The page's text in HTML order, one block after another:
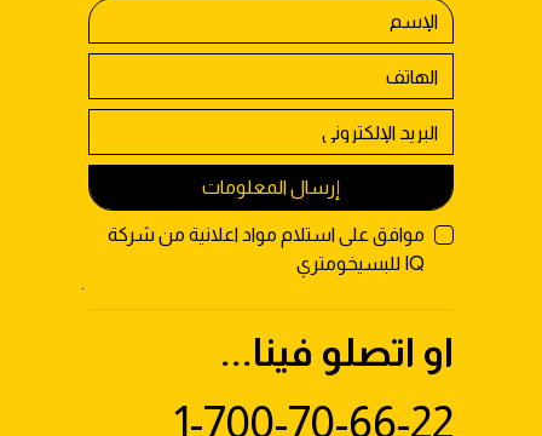
إرسال المعلومات
موافق على استلام مواد اعلانية من شركة
IQ للبسيخومتري
او اتصلو فينا...
1-700-70-66-22